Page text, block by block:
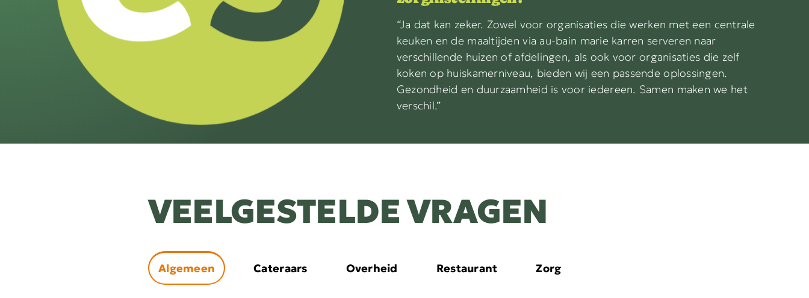
“Ja dat kan zeker. Zowel voor organisaties die werken met een centrale
keuken en de maaltijden via au-bain marie karren serveren naar
verschillende huizen of afdelingen, als ook voor organisaties die zelf
koken op huiskamerniveau, bieden wij een passende oplossingen.
Gezondheid en duurzaamheid is voor iedereen. Samen maken we het
verschil.”
VEELGESTELDE VRAGEN
Algemeen Cateraars Overheid Restaurant Zorg